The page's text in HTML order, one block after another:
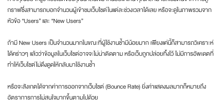
กราฟซึ่งสามารถบอกจำนวนผู้เข้าชมเว็บไซต์ในแต่ละช่วงเวลาได้เลย หรือจะดูในภาพรวมจาก
หัวข้อ “Users” และ “New Users”
ถ้ามี New Users เป็นจำนวนมากในขณะที่ผู้ใช้งานซ้ำมีน้อยมาก เพียงแค่นี้ก็สามารถวิเคราะห์
ได้คร่าวๆ แล้วว่าข้อมูลในเว็บไซต์อาจจะไม่น่าติดตาม หรือเว็บถูกปล่อยทิ้งไว้ ไม่มีการอัพเดตที่
ทำให้เว็บไซต์ไม่ดึงดูดให้กลับมาใช้งานซ้ำ
หรือจะสังเกตได้จากค่าการออกจากเว็บไซต์ (Bounce Rate) ยิ่งค่าแสดงผลมากก็หมายถึง
อัตราการการไม่สนใจมากขึ้นตามไปด้วย